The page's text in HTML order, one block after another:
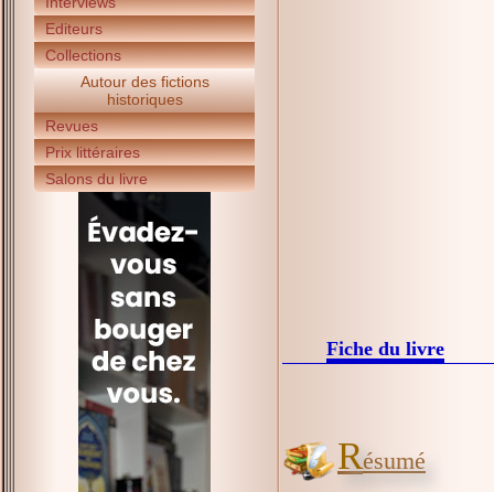
Editeurs
Collections
Autour des fictions
historiques
Revues
Prix littéraires
Salons du livre
Fiche du livre
Résumé